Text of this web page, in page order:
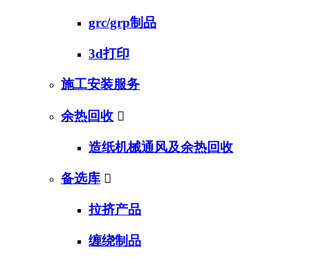
grc/grp制品
3d打印
施工安装服务
余热回收 
造纸机械通风及余热回收
备选库 
拉挤产品
缠绕制品